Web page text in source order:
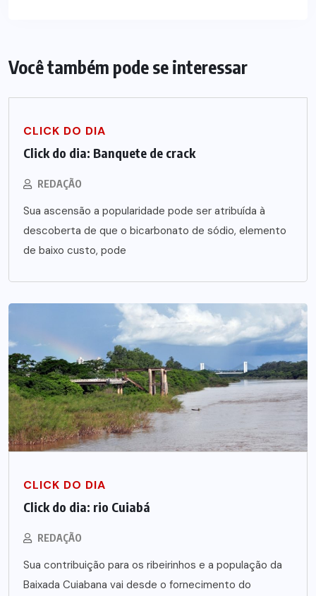
Você também pode se interessar
CLICK DO DIA
Click do dia: Banquete de crack
REDAÇÃO
Sua ascensão a popularidade pode ser atribuída à
descoberta de que o bicarbonato de sódio, elemento
de baixo custo, pode
CLICK DO DIA
Click do dia: rio Cuiabá
REDAÇÃO
Sua contribuição para os ribeirinhos e a população da
Baixada Cuiabana vai desde o fornecimento do